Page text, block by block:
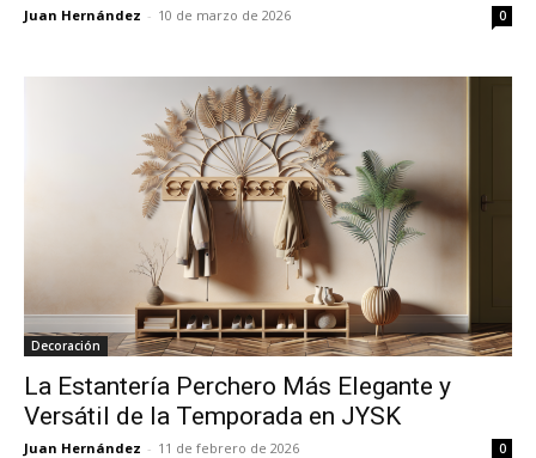
Juan Hernández - 10 de marzo de 2026 0
Decoración
La Estantería Perchero Más Elegante y
Versátil de la Temporada en JYSK
Juan Hernández - 11 de febrero de 2026 0